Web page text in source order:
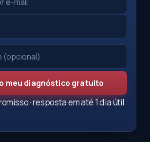
meu diagnóstico gratuito
· resposta em até 1 dia útil